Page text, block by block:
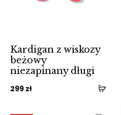
Kardigan z wiskozy
beżowy
niezapinany długi
299 zł